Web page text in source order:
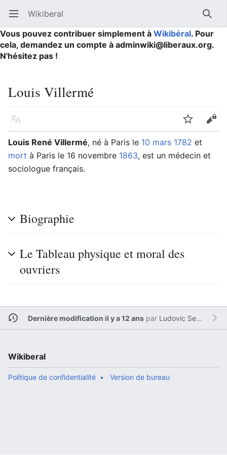
Ouvrir le menu principal Wikiberal
Vous pouvez contribuer simplement à Wikibéral. Pour
cela, demandez un compte à adminwiki@liberaux.org.
N'hésitez pas !
Louis Villermé
Langue Suivre
Louis René Villermé, né à Paris le 10 mars 1782 et
mort à Paris le 16 novembre 1863, est un médecin et
sociologue français.
Biographie
Le Tableau physique et moral des
ouvriers
Dernière modification il y a 12 anspar Ludovic Sesim
Wikiberal
Politique de confidentialité Version de bureau